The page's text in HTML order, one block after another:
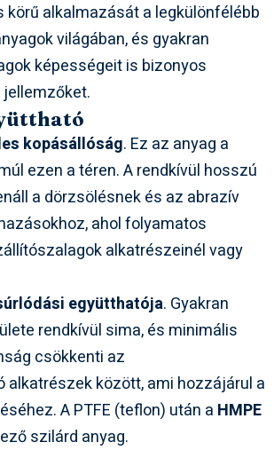
alkalmazását a legkülönfélébb
világában, és gyakran
képességeit is bizonyos
kopásállóság. Ez az anyag a
ezen a téren. A rendkívül hosszú
a dörzsölésnek és az abrazív
ahol folyamatos
alkatrészeinél vagy
együtthatója. Gyakran
rendkívül sima, és minimális
csökkenti az
között, ami hozzájárul a
A PTFE (teflon) után a HMPE
szilárd anyag.